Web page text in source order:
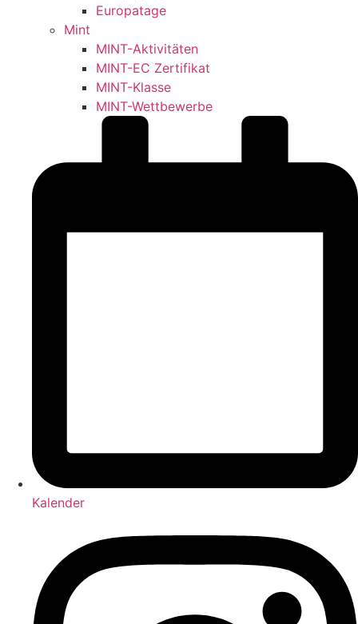
Europatage
Mint
MINT-Aktivitäten
MINT-EC Zertifikat
MINT-Klasse
MINT-Wettbewerbe
Kalender